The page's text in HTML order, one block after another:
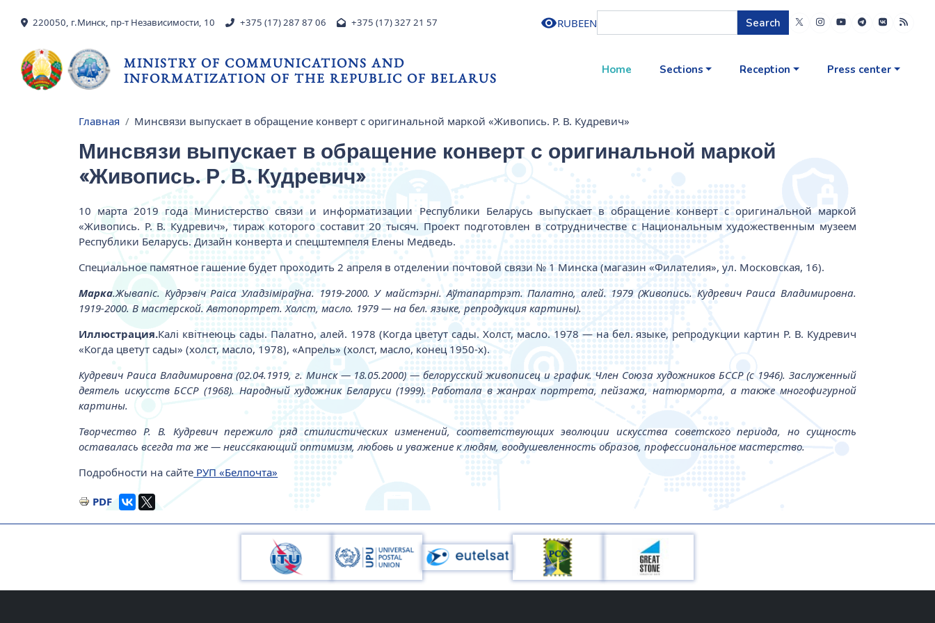
220050, г.Минск, пр-т Независимости, 10 +375 (17) 287 87 06 +375 (17) 327 21 57 RUBEEN Search
MINISTRY OF COMMUNICATIONS AND
INFORMATIZATION OF THE REPUBLIC OF BELARUS
Home Sections Reception Press center
Breadcrumb
Главная Минсвязи выпускает в обращение конверт с оригинальной маркой «Живопись. Р. В. Кудревич»
Минсвязи выпускает в обращение конверт с оригинальной маркой
«Живопись. Р. В. Кудревич»
10 марта 2019 года Министерство связи и информатизации Республики Беларусь выпускает в обращение конверт с оригинальной маркой
«Живопись. Р. В. Кудревич», тираж которого составит 20 тысяч. Проект подготовлен в сотрудничестве с Национальным художественным музеем
Республики Беларусь. Дизайн конверта и спецштемпеля Елены Медведь.
Специальное памятное гашение будет проходить 2 апреля в отделении почтовой связи № 1 Минска (магазин «Филателия», ул. Московская, 16).
Марка.Жывапіс. Кудрэвіч Раіса Уладзіміраўна. 1919-2000. У майстэрні. Аўтапартрэт. Палатно, алей. 1979 (Живопись. Кудревич Раиса Владимировна.
1919-2000. В мастерской. Автопортрет. Холст, масло. 1979 — на бел. языке, репродукция картины).
Иллюстрация.Калі квітнеюць сады. Палатно, алей. 1978 (Когда цветут сады. Холст, масло. 1978 — на бел. языке, репродукции картин Р. В. Кудревич
«Когда цветут сады» (холст, масло, 1978), «Апрель» (холст, масло, конец 1950-х).
Кудревич Раиса Владимировна (02.04.1919, г. Минск — 18.05.2000) — белорусский живописец и график. Член Союза художников БССР (с 1946). Заслуженный
деятель искусств БССР (1968). Народный художник Беларуси (1999). Работала в жанрах портрета, пейзажа, натюрморта, а также многофигурной
картины.
Творчество Р. В. Кудревич пережило ряд стилистических изменений, соответствующих эволюции искусства советского периода, но сущность
оставалась всегда та же — неиссякающий оптимизм, любовь и уважение к людям, воодушевленность образов, профессиональное мастерство.
Подробности на сайте РУП «Белпочта»
PDF